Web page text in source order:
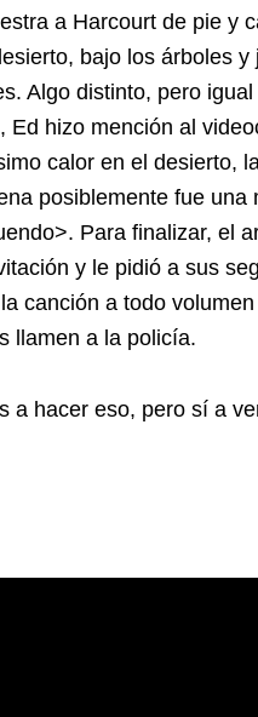
a Harcourt de pie y
bajo los árboles y
Algo distinto, pero
Ed hizo mención al
calor en el desierto,
posiblemente fue una
Para finalizar, el
y le pidió a sus
canción a todo
llamen a la policía.
a hacer eso, pero sí a